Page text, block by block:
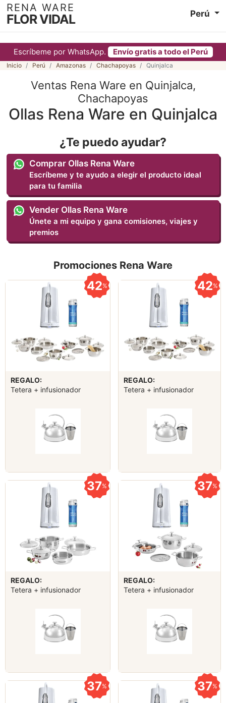
Escríbeme por WhatsApp. Envío gratis a todo el Perú
RENA WARE
FLOR VIDAL Perú
Inicio Perú Amazonas Chachapoyas Quinjalca
Ventas Rena Ware en Quinjalca,
Chachapoyas
Ollas Rena Ware en Quinjalca
¿Te puedo ayudar?
Comprar Ollas Rena Ware
Escríbeme y te ayudo a elegir el producto ideal
para tu familia
Vender Ollas Rena Ware
Únete a mi equipo y gana comisiones, viajes y
premios
Promociones Rena Ware
42%
REGALO:
Tetera + infusionador
42%
REGALO:
Tetera + infusionador
37%
REGALO:
Tetera + infusionador
37%
REGALO:
Tetera + infusionador
37% 37%